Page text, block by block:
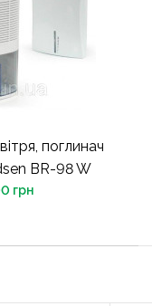
поглинач
BR-98 W
грн